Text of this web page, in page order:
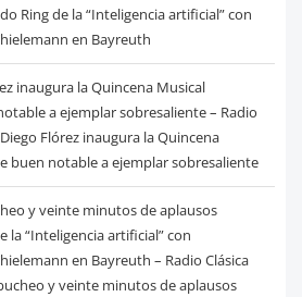
Ring de la “Inteligencia artificial” con
en Bayreuth
inaugura la Quincena Musical
a ejemplar sobresaliente – Radio
Flórez inaugura la Quincena
buen notable a ejemplar sobresaliente
y veinte minutos de aplausos
la “Inteligencia artificial” con
en Bayreuth – Radio Clásica
y veinte minutos de aplausos